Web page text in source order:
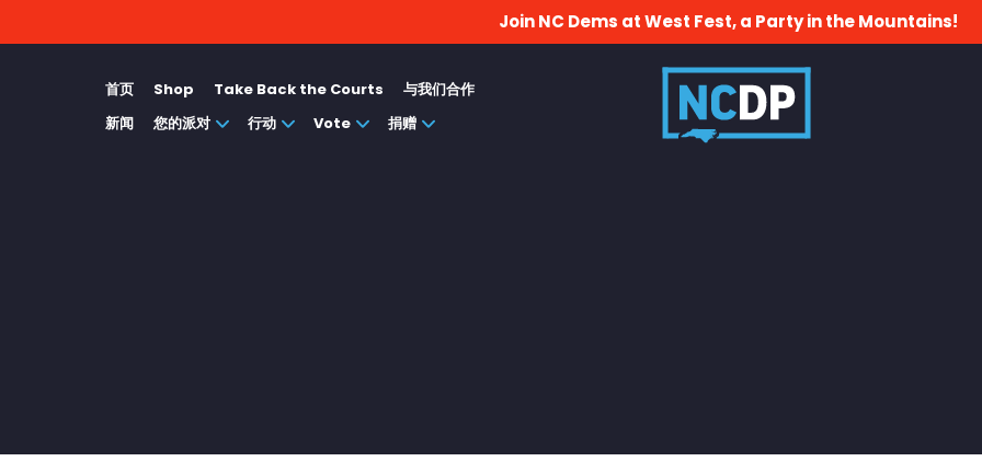
Join NC Dems at West Fest, a Party in the Mountains!
首页 Shop Take Back the Courts
与我们合作
新闻
您的派对 行动 Vote 捐赠